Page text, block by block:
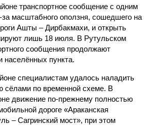
транспортное сообщение с одним
за масштабного оползня, сошедшего на
Ашты – Дирбакмахи, и открыть
лишь 18 июля. В Рутульском
сообщения продолжают
населённых пункта.
специалистам удалось наладить
сёлами по временной схеме. В
движение по-прежнему полностью
дороге «Араканская
– Сагринский мост», при этом